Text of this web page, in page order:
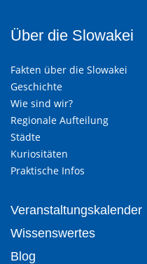
Über die Slowakei
Fakten über die Slowakei
Geschichte
Wie sind wir?
Regionale Aufteilung
Städte
Kuriositäten
Praktische Infos
Veranstaltungskalender
Wissenswertes
Blog